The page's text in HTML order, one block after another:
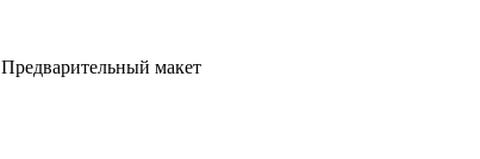
Предварительный макет